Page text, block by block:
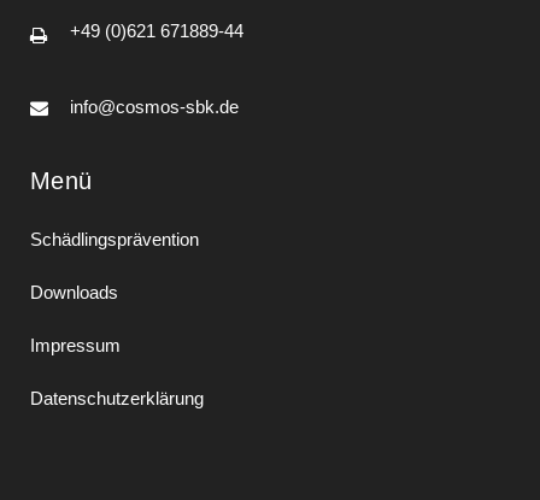
+49 (0)621 671889-44
info@cosmos-sbk.de
Menü
Schädlingsprävention
Downloads
Impressum
Datenschutzerklärung